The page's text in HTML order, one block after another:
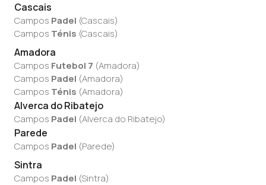
Cascais
Campos Padel (Cascais)
Campos Ténis (Cascais)
Amadora
Campos Futebol 7 (Amadora)
Campos Padel (Amadora)
Campos Ténis (Amadora)
Alverca do Ribatejo
Campos Padel (Alverca do Ribatejo)
Parede
Campos Padel (Parede)
Sintra
Campos Padel (Sintra)